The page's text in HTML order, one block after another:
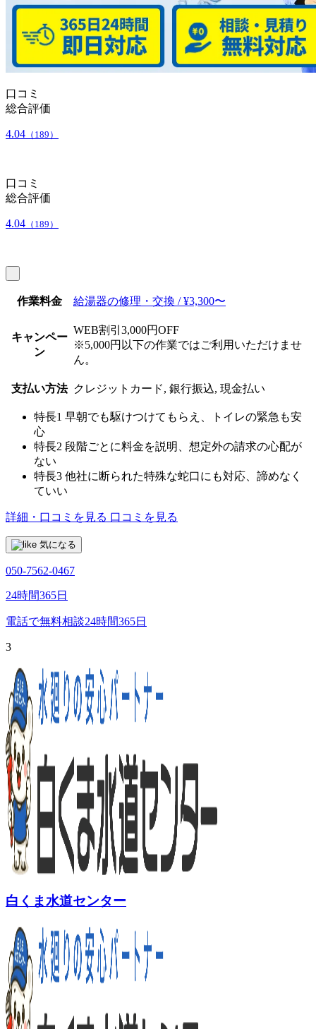
口コミ
総合評価
4.04 （189）
口コミ
総合評価
4.04 （189）
作業料金 給湯器の修理・交換 / ¥3,300〜
キャンペー
ン
WEB割引3,000円OFF
※5,000円以下の作業ではご利用いただけませ
ん。
支払い方法 クレジットカード, 銀行振込, 現金払い
特長1 早朝でも駆けつけてもらえ、トイレの緊急も安
心
特長2 段階ごとに料金を説明、想定外の請求の心配が
ない
特長3 他社に断られた特殊な蛇口にも対応、諦めなく
ていい
詳細・口コミを見る 口コミを見る
気になる
050-7562-0467
24時間365日
電話で無料相談24時間365日
3
白くま水道センター